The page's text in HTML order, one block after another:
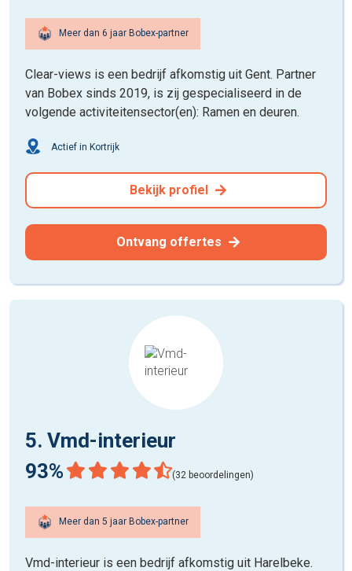
Meer dan 6 jaar Bobex-partner
Clear-views is een bedrijf afkomstig uit Gent. Partner
van Bobex sinds 2019, is zij gespecialiseerd in de
volgende activiteitensector(en): Ramen en deuren.
Actief in Kortrijk
Bekijk profiel
Ontvang offertes
5. Vmd-interieur
93%
(32 beoordelingen)
Meer dan 5 jaar Bobex-partner
Vmd-interieur is een bedrijf afkomstig uit Harelbeke.